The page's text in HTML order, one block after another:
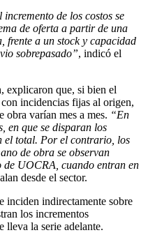
de los costos se
de oferta a partir de una
frente a un stock y capacidad
sobrepasado”, indicó el
explicaron que, si bien el
incidencias fijas al origen,
obra varían mes a mes. “En
en que se disparan los
el total. Por el contrario, los
de obra se observan
de UOCRA, cuando entran en
desde el sector.
inciden indirectamente sobre
los incrementos
lleva la serie adelante.